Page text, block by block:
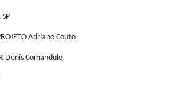
Adriano Couto
Denis Comandule